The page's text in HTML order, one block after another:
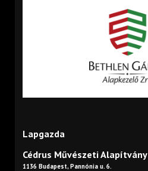
Lapgazda
Cédrus Művészeti Alapítvány
1136 Budapest, Pannónia u. 6.